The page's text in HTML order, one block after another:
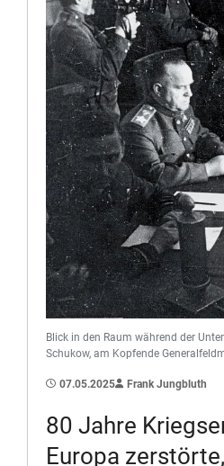
Menü öffnen
Blick in den Raum während der
Schukow, am Kopfende
07.05.2025 Frank Jungbluth
80 Jahre
Europa